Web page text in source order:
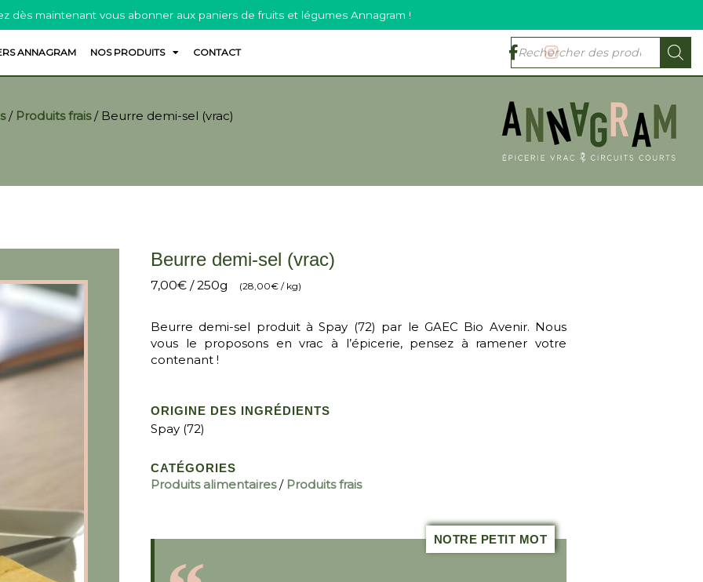
ANNAGRAM NOS PRODUITS CONTACT
/ Produits frais/ Beurre demi-sel (vrac)
Beurre demi-sel (vrac)
7,00€ / 250g (28,00€ / kg)
Beurre demi-sel produit à Spay (72) par le GAEC Bio Avenir. Nous
vous le proposons en vrac à l’épicerie, pensez à ramener votre
contenant !
ORIGINE DES INGRÉDIENTS
Spay (72)
CATÉGORIES
Produits alimentaires/ Produits frais
NOTRE PETIT MOT
dès maintenant vous abonner aux paniers de fruits et légumes Annagram !